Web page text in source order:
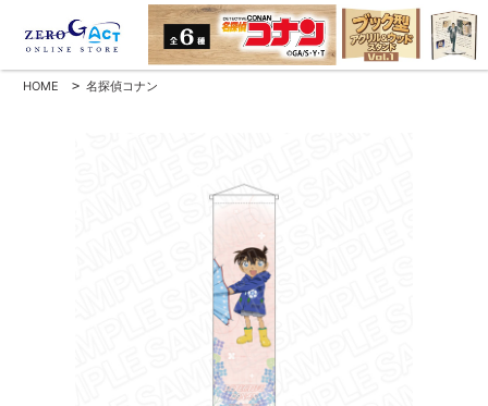
HOME > 名探偵コナン